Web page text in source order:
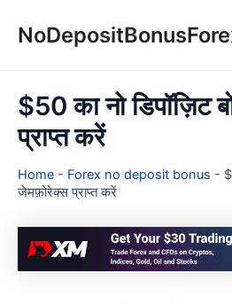
$50 का नो डिपॉज़िट
प्राप्त करें
Home - Forex no deposit bonus -
जेमफ़ोरेक्स प्राप्त करें